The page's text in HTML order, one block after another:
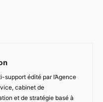
support édité par l’Agence
cabinet de
et de stratégie basé à